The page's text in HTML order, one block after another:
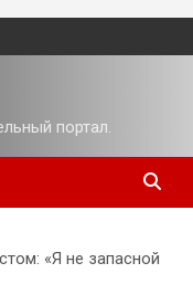
портал.
«Я не запасной